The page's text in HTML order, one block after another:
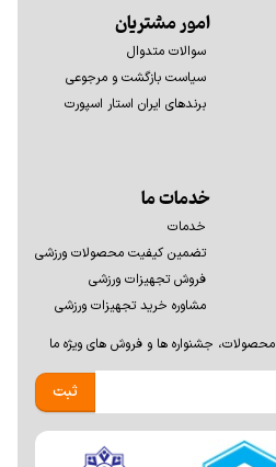
امور مشتریان
سوالات متدوال
سیاست بازگشت و مرجوعی
برندهای ایران استار اسپورت
خدمات ما
خدمات
تضمین کیفیت محصولات ورزشی
فروش تجهیزات ورزشی
مشاوره خرید تجهیزات ورزشی
جشنواره ها و فروش های ويژه ما
ثبت